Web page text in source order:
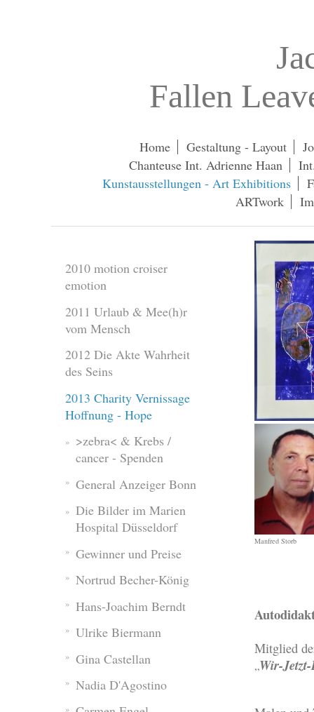
Fallen
Home Gestaltung - Layout
Chanteuse Int. Adrienne Haan
Kunstausstellungen - Art Exhibitions
ARTwork
Manfred Storb
Mitglied
„Wir-
2010 motion croiser
emotion
2011 Urlaub & Mee(h)r
vom Mensch
2012 Die Akte Wahrheit
des Seins
2013 Charity Vernissage
Hoffnung - Hope
>zebra< & Krebs /
cancer - Spenden
General Anzeiger Bonn
Die Bilder im Marien
Hospital Düsseldorf
Gewinner und Preise
Nortrud Becher-König
Hans-Joachim Berndt
Ulrike Biermann
Gina Castellan
Nadia D'Agostino